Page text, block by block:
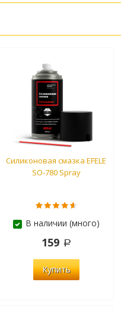
Силиконовая смазка EFELE
SO-780 Spray
В наличии (много)
159
Купить